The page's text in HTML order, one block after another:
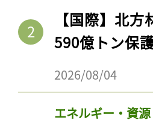
【国際】北
590億トン保
2026/08/04
エネルギー・資源